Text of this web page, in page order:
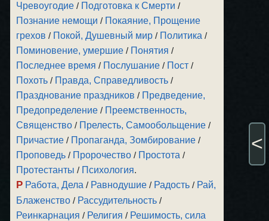
Чревоугодие / Подготовка к Смерти /
Познание немощи / Покаяние, Прощение
грехов / Покой, Душевный мир / Политика /
Поминовение, умершие / Понятия /
Последнее время / Послушание / Пост /
Похоть / Правда, Справедливость /
Празднование праздников / Предведение,
Предопределение / Преемственность,
Священство / Прелесть, Самообольщение /
Причастие / Пропаганда, Зомбирование /
Проповедь / Пророчество / Простота /
Протестанты / Психология.
Р Работа, Дела / Равнодушие / Радость / Рай,
Блаженство / Рассудительность /
Реинкарнация / Религия / Решимость, сила
<